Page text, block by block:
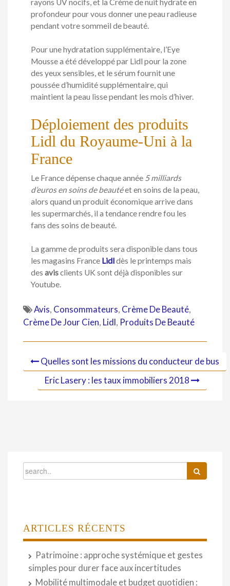
rayons UV nocifs, et la Crème de nuit hydrate en
profondeur pour vous donner une peau radieuse
pendant votre sommeil de beauté.
Pour une hydratation supplémentaire, l’Eye
Mousse a été développé par Lidl pour la zone
des yeux sensibles, et le sérum fournit une
poussée d’humidité supplémentaire, qui
maintient la peau lisse pendant les mois d’hiver.
Déploiement des produits
Lidl du Royaume-Uni à la
France
Le France dépense chaque année 5 milliards
d’euros en soins de beautéet en soins de la peau,
alors quand un produit économique arrive dans
les supermarchés, il a tendance rendre fou les
fans des soins de beauté.
La gamme de produits sera disponible dans tous
les magasins France Lidldès le printemps mais
des avisclients UK sont déjà disponibles sur
Youtube.
Avis, Consommateurs, Crème De Beauté,
Crème De Jour Cien, Lidl, Produits De Beauté
Quelles sont les missions du conducteur de bus
Eric Lasery : les taux immobiliers 2018
ARTICLES RÉCENTS
Patrimoine : approche systémique et gestes
simples pour durer face aux incertitudes
Mobilité multimodale et budget quotidien :